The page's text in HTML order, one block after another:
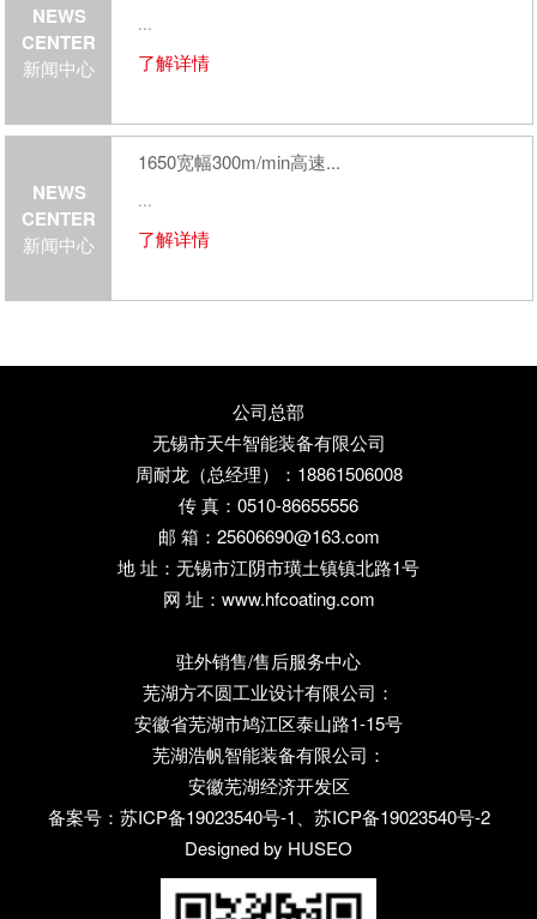
NEWS
CENTER
新闻中心
...
了解详情
NEWS
CENTER
新闻中心
1650宽幅300m/min高速...
...
了解详情
公司总部
无锡市天牛智能装备有限公司
周耐龙（总经理）：18861506008
传 真：0510-86655556
邮 箱：25606690@163.com
地 址：无锡市江阴市璜土镇镇北路1号
网 址：www.hfcoating.com
驻外销售/售后服务中心
芜湖方不圆工业设计有限公司：
安徽省芜湖市鸠江区泰山路1-15号
芜湖浩帆智能装备有限公司：
安徽芜湖经济开发区
备案号： 苏ICP备19023540号-1、苏ICP备19023540号-2
Designed by HUSEO